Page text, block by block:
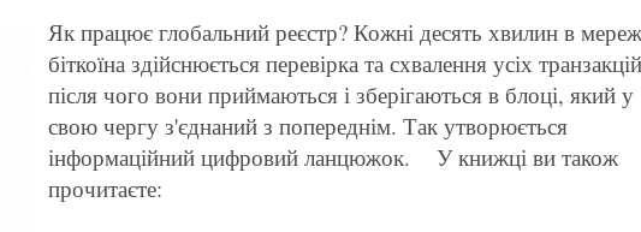
Як працює глобальний реєстр? Кожні десять хвилин в
біткоїна здійснюється перевірка та схвалення усіх
після чого вони приймаються і зберігаються в блоці, який у
свою чергу з'єднаний з попереднім. Так утворюється
інформаційний цифровий ланцюжок. У книжці ви також
прочитаєте: